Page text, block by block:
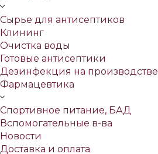
Сырье для антисептиков
Клининг
Очистка воды
Готовые антисептики
Дезинфекция на производстве
Фармацевтика
Спортивное питание, БАД
Вспомогательные в-ва
Новости
Доставка и оплата